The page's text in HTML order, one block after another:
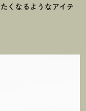
くなるようなアイテ